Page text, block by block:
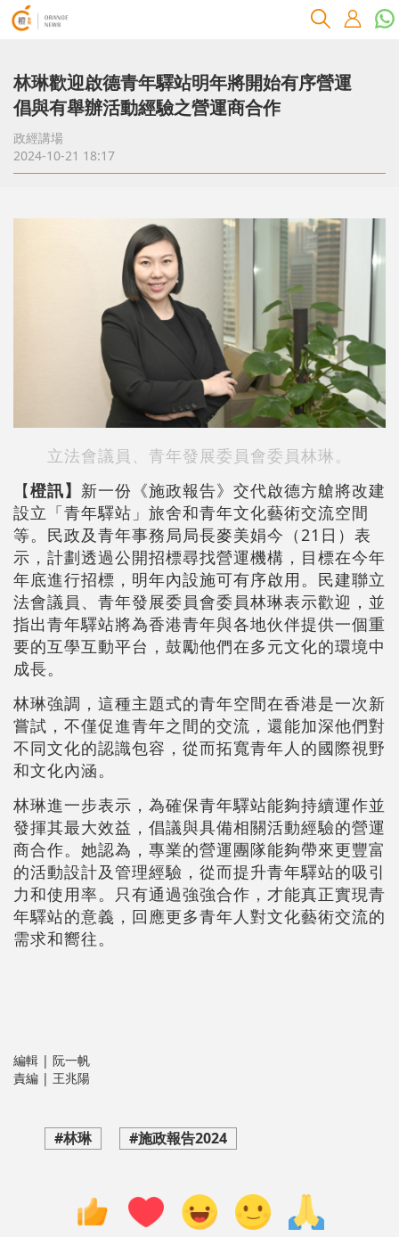
林琳歡迎啟德青年驛站明年將開始有序營運
倡與有舉辦活動經驗之營運商合作
政經講場
2024-10-21 18:17
立法會議員、青年發展委員會委員林琳。
【橙訊】 新一份《施政報告》交代啟德方艙將改建
設立「青年驛站」旅舍和青年文化藝術交流空間
等。民政及青年事務局局長麥美娟今（21日）表
示，計劃透過公開招標尋找營運機構，目標在今年
年底進行招標，明年內設施可有序啟用。民建聯立
法會議員、青年發展委員會委員林琳表示歡迎，並
指出青年驛站將為香港青年與各地伙伴提供一個重
要的互學互動平台，鼓勵他們在多元文化的環境中
成長。
林琳強調，這種主題式的青年空間在香港是一次新
嘗試，不僅促進青年之間的交流，還能加深他們對
不同文化的認識包容，從而拓寬青年人的國際視野
和文化內涵。
林琳進一步表示，為確保青年驛站能夠持續運作並
發揮其最大效益，倡議與具備相關活動經驗的營運
商合作。她認為，專業的營運團隊能夠帶來更豐富
的活動設計及管理經驗，從而提升青年驛站的吸引
力和使用率。只有通過強強合作，才能真正實現青
年驛站的意義，回應更多青年人對文化藝術交流的
需求和嚮往。
編輯 | 阮一帆
責編 | 王兆陽
#林琳 #施政報告2024